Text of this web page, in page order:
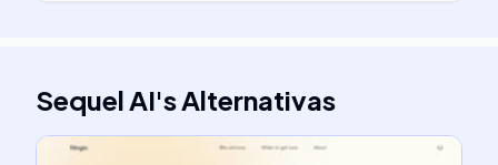
Sequel AI'sAlternativas